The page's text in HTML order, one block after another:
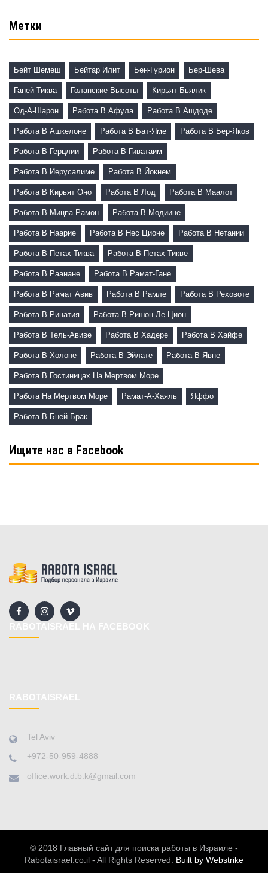
Метки
Бейт Шемеш Бейтар Илит Бен-Гурион Бер-Шева
Ганей-Тиква Голанские Высоты Кирьят Бьялик
Од-А-Шарон Работа В Афула Работа В Ашдоде
Работа В Ашкелоне Работа В Бат-Яме Работа В Бер-Яков
Работа В Герцлии Работа В Гиватаим
Работа В Иерусалиме Работа В Йокнем
Работа В Кирьят Оно Работа В Лод Работа В Маалот
Работа В Мицпа Рамон Работа В Модиине
Работа В Наарие Работа В Нес Ционе Работа В Нетании
Работа В Петах-Тиква Работа В Петах Тикве
Работа В Раанане Работа В Рамат-Гане
Работа В Рамат Авив Работа В Рамле Работа В Реховоте
Работа В Ринатия Работа В Ришон-Ле-Цион
Работа В Тель-Авиве Работа В Хадере Работа В Хайфе
Работа В Холоне Работа В Эйлате Работа В Явне
Работа В Гостиницах На Мертвом Море
Работа На Мертвом Море Рамат-А-Хаяль Яффо
Работа В Бней Брак
Ищите нас в Facebook
Tel Aviv
+972-50-959-4888
office.work.d.b.k@gmail.com
© 2018 Главный сайт для поиска работы в Израиле -
Rabotaisrael.co.il - All Rights Reserved. Built by Webstrike